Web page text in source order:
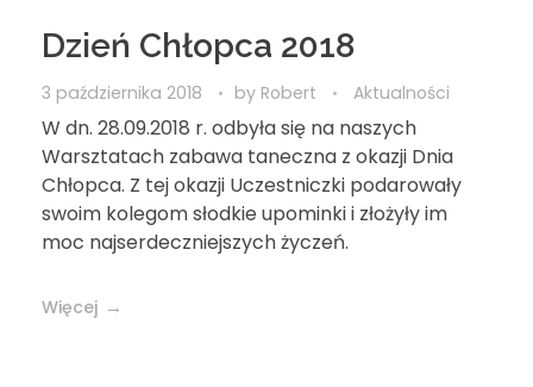
Dzień Chłopca 2018
3 października 2018 by Robert Aktualności
W dn. 28.09.2018 r. odbyła się na naszych
Warsztatach zabawa taneczna z okazji Dnia
Chłopca. Z tej okazji Uczestniczki podarowały
swoim kolegom słodkie upominki i złożyły im
moc najserdeczniejszych życzeń.
Więcej